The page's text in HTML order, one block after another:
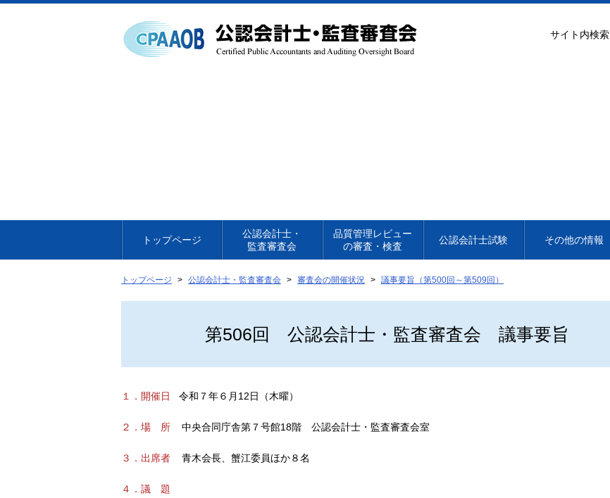
文
へ
サイト内検索
トップページ
公認会計士・
監査審査会
品質管理レビュー
の審査・検査
公認会計士試験 その他の情報
トップページ 公認会計士・監査審査会 審査会の開催状況 議事要旨（第500回～第509回）
第506回 公認会計士・監査審査会 議事要旨
１．開催日 令和７年６月12日（木曜）
２．場 所 中央合同庁舎第７号館18階 公認会計士・監査審査会室
３．出席者 青木会長、蟹江委員ほか８名
４．議 題